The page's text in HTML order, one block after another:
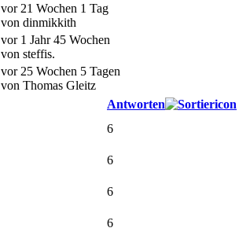
vor 21 Wochen 1 Tag
von dinmikkith
vor 1 Jahr 45 Wochen
von steffis.
vor 25 Wochen 5 Tagen
von Thomas Gleitz
Antworten
6
6
6
6